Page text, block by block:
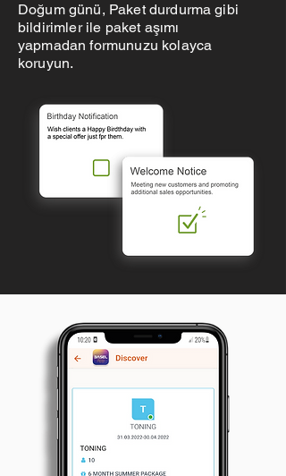
Doğum günü, Paket durdurma gibi
bildirimler ile paket aşımı
yapmadanformunuzu kolayca
koruyun.